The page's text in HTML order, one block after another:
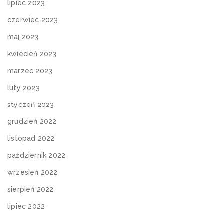
lipiec 2023
czerwiec 2023
maj 2023
kwiecień 2023
marzec 2023
luty 2023
styczeń 2023
grudzień 2022
listopad 2022
październik 2022
wrzesień 2022
sierpień 2022
lipiec 2022